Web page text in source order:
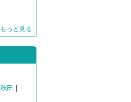
もっと見る
秋田